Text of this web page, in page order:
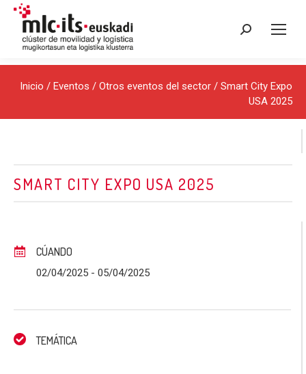
Buscar:
Inicio / Eventos / Otros eventos del sector / Smart City Expo
USA 2025
SMART CITY EXPO USA 2025
CÚANDO
02/04/2025 - 05/04/2025
TEMÁTICA